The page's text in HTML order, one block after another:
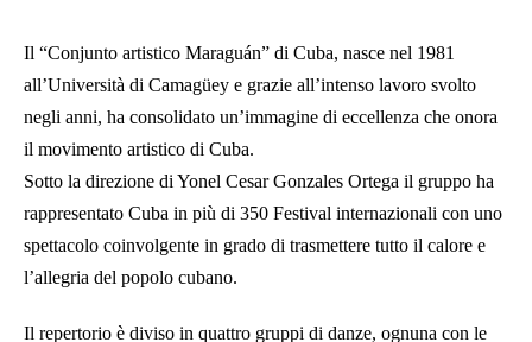
Il “Conjunto artistico Maraguán” di Cuba, nasce nel 1981
all’Università di Camagüey e grazie all’intenso lavoro svolto
negli anni, ha consolidato un’immagine di eccellenza che onora
il movimento artistico di Cuba.
Sotto la direzione di Yonel Cesar Gonzales Ortega il gruppo ha
rappresentato Cuba in più di 350 Festival internazionali con uno
spettacolo coinvolgente in grado di trasmettere tutto il calore e
l’allegria del popolo cubano.
Il repertorio è diviso in quattro gruppi di danze, ognuna con le